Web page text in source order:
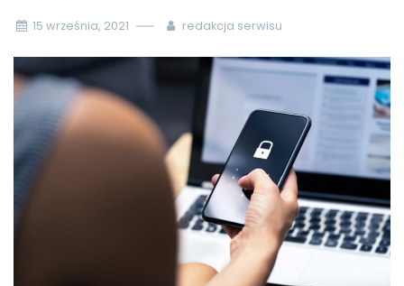
15 września, 2021 redakcja serwisu